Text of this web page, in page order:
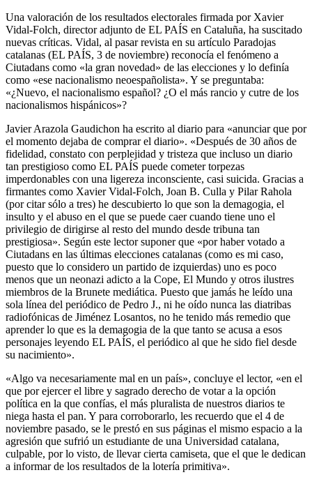
Una valoración de los resultados electorales firmada por Xavier
Vidal-Folch, director adjunto de EL PAÍS en Cataluña, ha suscitado
nuevas críticas. Vidal, al pasar revista en su artículo Paradojas
catalanas (EL PAÍS, 3 de noviembre) reconocía el fenómeno a
Ciutadans como «la gran novedad» de las elecciones y lo definía
como «ese nacionalismo neoespañolista». Y se preguntaba:
«¿Nuevo, el nacionalismo español? ¿O el más rancio y cutre de los
nacionalismos hispánicos»?
Javier Arazola Gaudichon ha escrito al diario para «anunciar que por
el momento dejaba de comprar el diario». «Después de 30 años de
fidelidad, constato con perplejidad y tristeza que incluso un diario
tan prestigioso como EL PAÍS puede cometer torpezas
imperdonables con una ligereza inconsciente, casi suicida. Gracias a
firmantes como Xavier Vidal-Folch, Joan B. Culla y Pilar Rahola
(por citar sólo a tres) he descubierto lo que son la demagogia, el
insulto y el abuso en el que se puede caer cuando tiene uno el
privilegio de dirigirse al resto del mundo desde tribuna tan
prestigiosa». Según este lector suponer que «por haber votado a
Ciutadans en las últimas elecciones catalanas (como es mi caso,
puesto que lo considero un partido de izquierdas) uno es poco
menos que un neonazi adicto a la Cope, El Mundo y otros ilustres
miembros de la Brunete mediática. Puesto que jamás he leído una
sola línea del periódico de Pedro J., ni he oído nunca las diatribas
radiofónicas de Jiménez Losantos, no he tenido más remedio que
aprender lo que es la demagogia de la que tanto se acusa a esos
personajes leyendo EL PAÍS, el periódico al que he sido fiel desde
su nacimiento».
«Algo va necesariamente mal en un país», concluye el lector, «en el
que por ejercer el libre y sagrado derecho de votar a la opción
política en la que confías, el más pluralista de nuestros diarios te
niega hasta el pan. Y para corroborarlo, les recuerdo que el 4 de
noviembre pasado, se le prestó en sus páginas el mismo espacio a la
agresión que sufrió un estudiante de una Universidad catalana,
culpable, por lo visto, de llevar cierta camiseta, que el que le dedican
a informar de los resultados de la lotería primitiva».